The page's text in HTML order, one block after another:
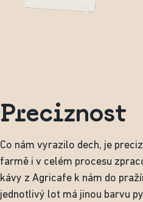
Preciznost
Co nám vyrazilo dech, je
farmě i v celém procesu
kávy z Agricafe k nám do
jednotlivý lot má jinou barvu